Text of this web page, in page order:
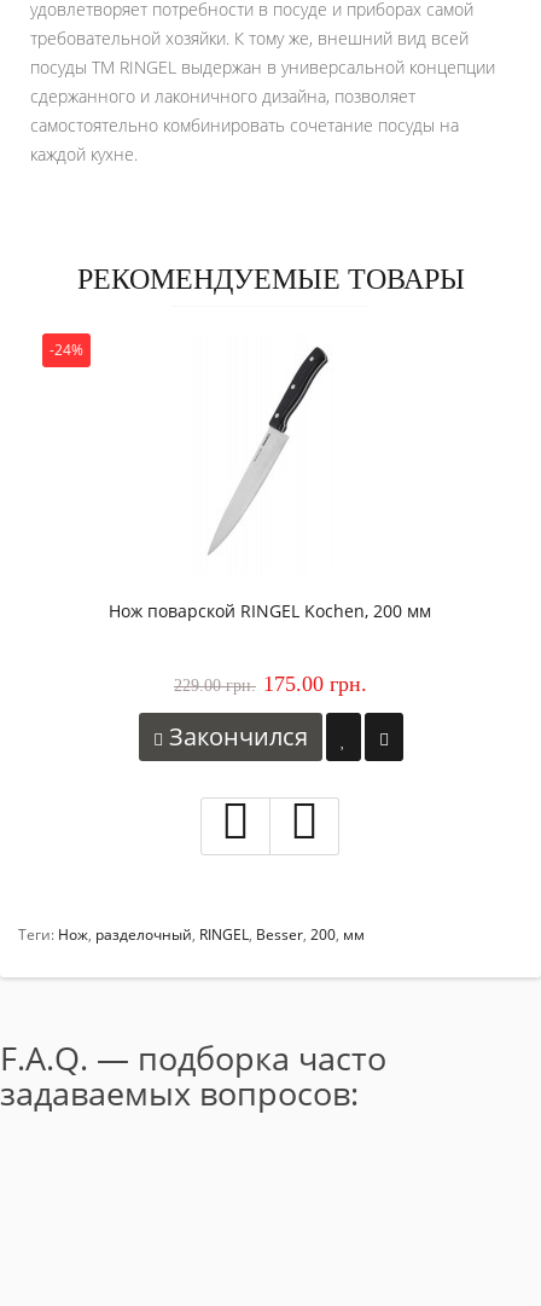
удовлетворяет потребности в посуде и приборах самой
требовательной хозяйки. К тому же, внешний вид всей
посуды ТМ RINGEL выдержан в универсальной концепции
сдержанного и лаконичного дизайна, позволяет
самостоятельно комбинировать сочетание посуды на
каждой кухне.
РЕКОМЕНДУЕМЫЕ ТОВАРЫ
-24%
Нож поварской RINGEL Kochen, 200 мм
229.00 грн. 175.00 грн.
Закончился
Теги: Нож, разделочный, RINGEL, Besser, 200, мм
F.A.Q. — подборка часто
задаваемых вопросов: